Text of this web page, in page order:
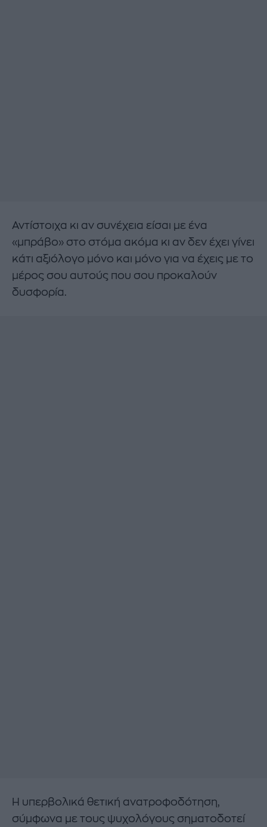
Αντίστοιχα κι αν συνέχεια είσαι με ένα
«μπράβο» στο στόμα ακόμα κι αν δεν έχει γίνει
κάτι αξιόλογο μόνο και μόνο για να έχεις με το
μέρος σου αυτούς που σου προκαλούν
δυσφορία.
Η υπερβολικά θετική ανατροφοδότηση,
σύμφωνα με τους ψυχολόγους σηματοδοτεί